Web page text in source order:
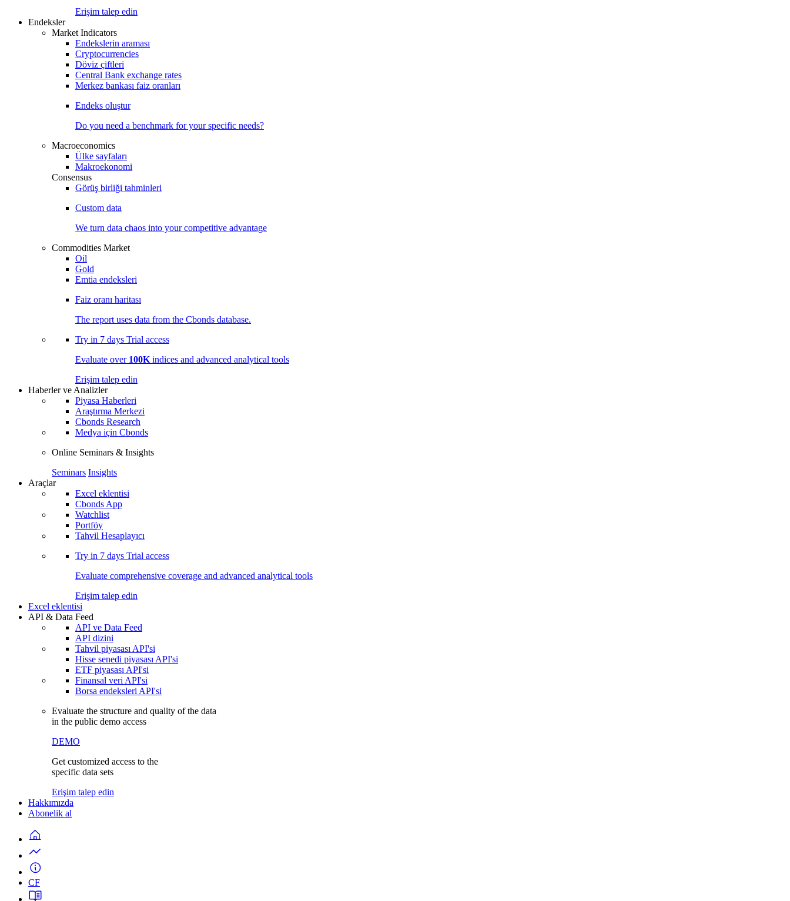
Erişim talep edin
Endeksler
Market Indicators
Endekslerin araması
Cryptocurrencies
Döviz çiftleri
Central Bank exchange rates
Merkez bankası faiz oranları
Endeks oluştur
Do you need a benchmark for your specific needs?
Macroeconomics
Ülke sayfaları
Makroekonomi
Consensus
Görüş birliği tahminleri
Custom data
We turn data chaos into your competitive advantage
Commodities Market
Oil
Gold
Emtia endeksleri
Faiz oranı haritası
The report uses data from the Cbonds database.
Try in 7 days Trial access
Evaluate over 100K indices and advanced analytical tools
Erişim talep edin
Haberler ve Analizler
Piyasa Haberleri
Araştırma Merkezi
Cbonds Research
Medya için Cbonds
Online Seminars & Insights
Seminars Insights
Araçlar
Excel eklentisi
Cbonds App
Watchlist
Portföy
Tahvil Hesaplayıcı
Try in 7 days Trial access
Evaluate comprehensive coverage and advanced analytical tools
Erişim talep edin
Excel eklentisi
API & Data Feed
API ve Data Feed
API dizini
Tahvil piyasası API'si
Hisse senedi piyasası API'si
ETF piyasası API'si
Finansal veri API'si
Borsa endeksleri API'si
Evaluate the structure and quality of the data
in the public demo access
DEMO
Get customized access to the
specific data sets
Erişim talep edin
Hakkımızda
Abonelik al
CF